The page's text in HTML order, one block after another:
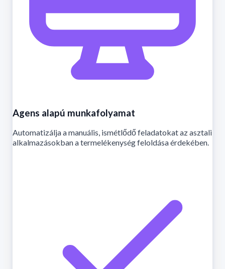
Agens alapú munkafolyamat
Automatizálja a manuális, ismétlődő feladatokat az asztali
alkalmazásokban a termelékenység feloldása érdekében.